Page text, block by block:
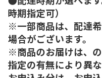
時期指定可）
※一部商品は、配達
場合がございます。
※商品のお届けは、
指定の有無により異